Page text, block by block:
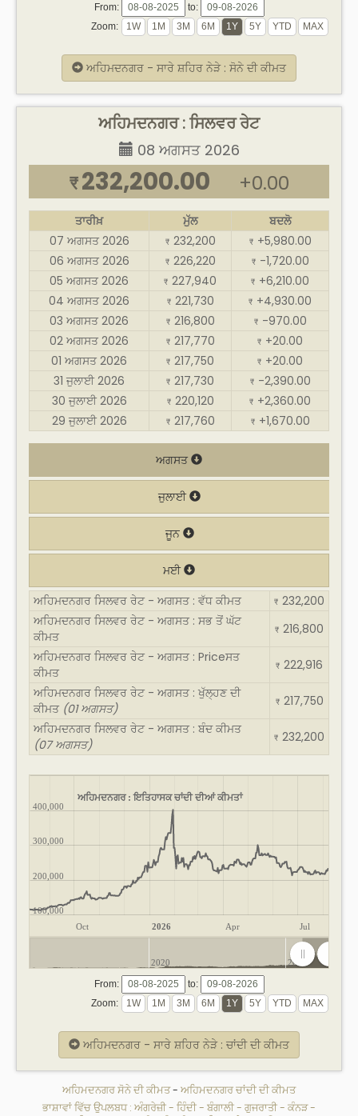
From:
to:
Zoom:
ਅਹਿਮਦਨਗਰ - ਸਾਰੇ ਸ਼ਹਿਰ ਨੇੜੇ : ਸੋਨੇ ਦੀ ਕੀਮਤ
ਅਹਿਮਦਨਗਰ : ਸਿਲਵਰ ਰੇਟ
08 ਅਗਸਤ 2026
₹ 232,200.00 +0.00
ਤਾਰੀਖ਼ ਮੁੱਲ
ਬਦਲੋ
07 ਅਗਸਤ 2026
₹ 232,200 ₹ +5,980.00
06 ਅਗਸਤ 2026
₹ 226,220 ₹ -1,720.00
05 ਅਗਸਤ 2026
₹ 227,940 ₹ +6,210.00
04 ਅਗਸਤ 2026
₹ 221,730 ₹ +4,930.00
03 ਅਗਸਤ 2026
₹ 216,800 ₹ -970.00
02 ਅਗਸਤ 2026
₹ 217,770 ₹ +20.00
01 ਅਗਸਤ 2026
₹ 217,750 ₹ +20.00
31 ਜੁਲਾਈ 2026
₹ 217,730 ₹ -2,390.00
30 ਜੁਲਾਈ 2026
₹ 220,120 ₹ +2,360.00
29 ਜੁਲਾਈ 2026
₹ 217,760 ₹ +1,670.00
ਅਗਸਤ
ਜੁਲਾਈ
ਜੂਨ
ਮਈ
ਅਹਿਮਦਨਗਰ ਸਿਲਵਰ ਰੇਟ - ਅਗਸਤ : ਵੱਧ ਕੀਮਤ
₹ 232,200
ਅਹਿਮਦਨਗਰ ਸਿਲਵਰ ਰੇਟ - ਅਗਸਤ : ਸਭ ਤੋਂ ਘੱਟ
ਕੀਮਤ
₹ 216,800
ਅਹਿਮਦਨਗਰ ਸਿਲਵਰ ਰੇਟ - ਅਗਸਤ : Priceਸਤ
ਕੀਮਤ
₹ 222,916
ਅਹਿਮਦਨਗਰ ਸਿਲਵਰ ਰੇਟ - ਅਗਸਤ : ਖੁੱਲ੍ਹਣ ਦੀ
ਕੀਮਤ (01 ਅਗਸਤ) ₹ 217,750
ਅਹਿਮਦਨਗਰ ਸਿਲਵਰ ਰੇਟ - ਅਗਸਤ : ਬੰਦ ਕੀਮਤ
(07 ਅਗਸਤ)
₹ 232,200
ਅਹਿਮਦਨਗਰ : ਇਤਿਹਾਸਕ ਚਾਂਦੀ ਦੀਆਂ ਕੀਮਤਾਂ
Oct 2026 Apr Jul
100,000
200,000
300,000
400,000
2020 2025
From:
to:
Zoom:
ਅਹਿਮਦਨਗਰ - ਸਾਰੇ ਸ਼ਹਿਰ ਨੇੜੇ : ਚਾਂਦੀ ਦੀ ਕੀਮਤ
ਅਹਿਮਦਨਗਰ ਸੋਨੇ ਦੀ ਕੀਮਤ- ਅਹਿਮਦਨਗਰ ਚਾਂਦੀ ਦੀ ਕੀਮਤ
ਭਾਸ਼ਾਵਾਂ ਵਿੱਚ ਉਪਲਬਧ : ਅੰਗਰੇਜ਼ੀ- ਹਿੰਦੀ- ਬੰਗਾਲੀ- ਗੁਜਰਾਤੀ- ਕੰਨੜ-